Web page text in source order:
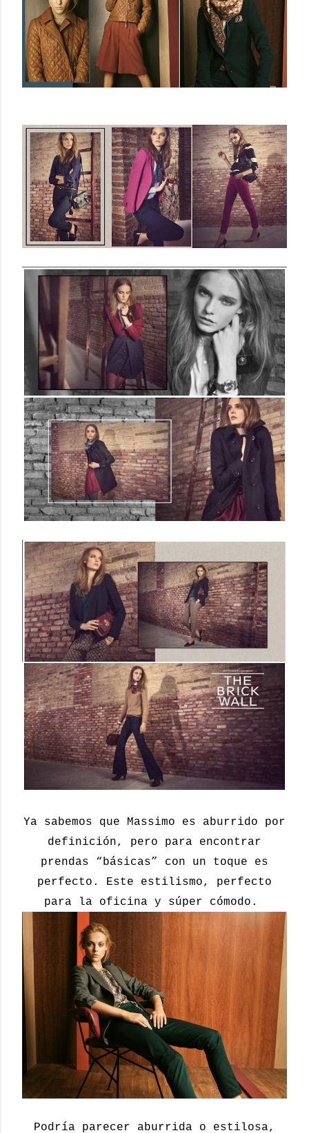
Ya sabemos que Massimo es aburrido por
definición, pero para encontrar
prendas “básicas” con un toque es
perfecto. Este estilismo, perfecto
para la oficina y súper cómodo.
Podría parecer aburrida o estilosa,